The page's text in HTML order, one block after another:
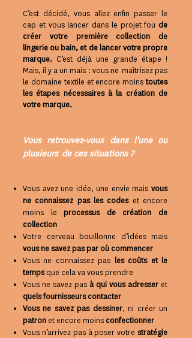
C’est décidé, vous allez enfin passer le
cap et vous lancer dans le projet fou de
créer votre première collection de
lingerie ou bain, et de lancer votre propre
marque. C’est déjà une grande étape !
Mais, il y a un mais : vous ne maîtrisez pas
le domaine textile et encore moins toutes
les étapes nécessaires à la création de
votre marque.
Vous retrouvez-vous dans l'une ou
plusieurs de ces situations ?
Vous avez une idée, une envie mais vous
ne connaissez pas les codeset encore
moins leprocessus de création de
collection
Votre cerveau bouillonne d’idées mais
vous ne savez pas par où commencer
Vous ne connaissez pas les coûts et le
tempsque cela va vous prendre
Vous ne savez pas à qui vous adresser et
quels fournisseurs contacter
Vous ne savez pas dessiner, ni créer un
patron et encore moins confectionner
Vous n’arrivez pas à poser votre stratégie